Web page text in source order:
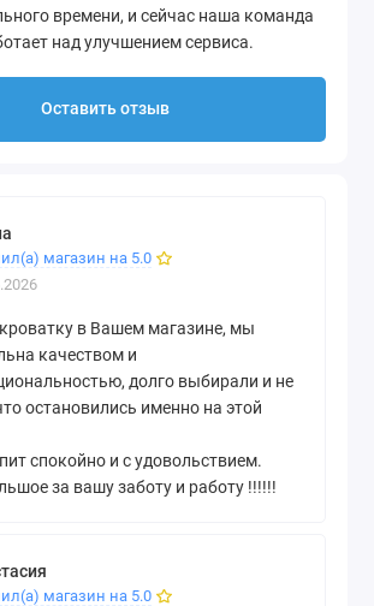
магазин на 5.0
в Вашем магазине, мы
качеством и
долго выбирали и не
остановились именно на этой
спокойно и с удовольствием.
за вашу заботу и работу !!!!!!
магазин на 5.0
времени, и сейчас наша команда
над улучшением сервиса.
Оставить отзыв